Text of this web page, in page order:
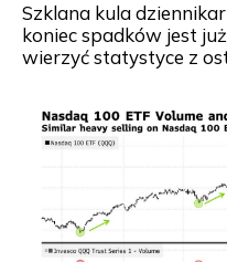
Szklana kula
koniec spadków jest
wierzyć statystyce z